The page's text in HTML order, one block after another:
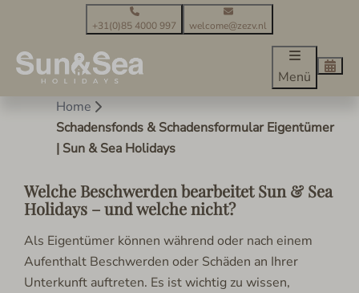
+31(0)85 4000 997 welcome@zezv.nl
Menü
Home
Schadensfonds & Schadensformular Eigentümer
| Sun & Sea Holidays
Welche Beschwerden bearbeitet Sun & Sea
Holidays – und welche nicht?
Als Eigentümer können während oder nach einem
Aufenthalt Beschwerden oder Schäden an Ihrer
Unterkunft auftreten. Es ist wichtig zu wissen,